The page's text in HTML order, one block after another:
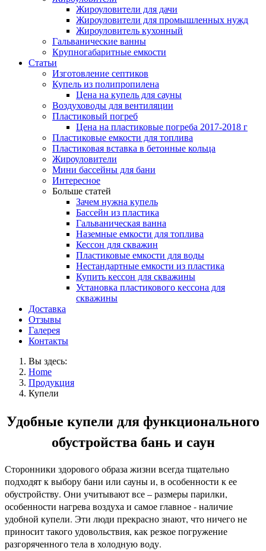
Жироуловители для дачи
Жироуловители для промышленных нужд
Жироуловитель кухонный
Гальванические ванны
Крупногабаритные емкости
Статьи
Изготовление септиков
Купель из полипропилена
Цена на купель для сауны
Воздуховоды для вентиляции
Пластиковый погреб
Цена на пластиковые погреба 2017-2018 г
Пластиковые емкости для топлива
Пластиковая вставка в бетонные кольца
Жироуловители
Мини бассейны для бани
Интересное
Больше статей
Зачем нужна купель
Бассейн из пластика
Гальваническая ванна
Наземные емкости для топлива
Кессон для скважин
Пластиковые емкости для воды
Нестандартные емкости из пластика
Купить кессон для скважины
Установка пластикового кессона для
скважины
Доставка
Отзывы
Галерея
Контакты
Вы здесь:
Home
Продукция
Купели
Удобные купели для функционального
обустройства бань и саун
Сторонники здорового образа жизни всегда тщательно
подходят к выбору бани или сауны и, в особенности к ее
обустройству. Они учитывают все – размеры парилки,
особенности нагрева воздуха и самое главное - наличие
удобной купели. Эти люди прекрасно знают, что ничего не
приносит такого удовольствия, как резкое погружение
разгоряченного тела в холодную воду.